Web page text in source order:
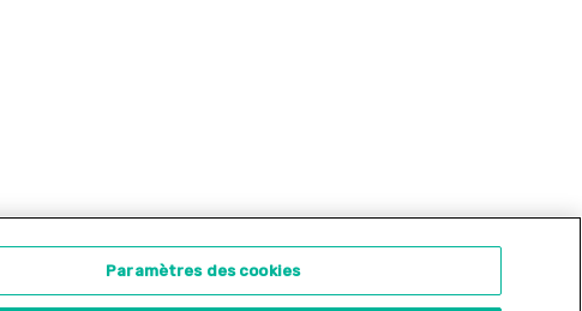
Paramètres des cookies